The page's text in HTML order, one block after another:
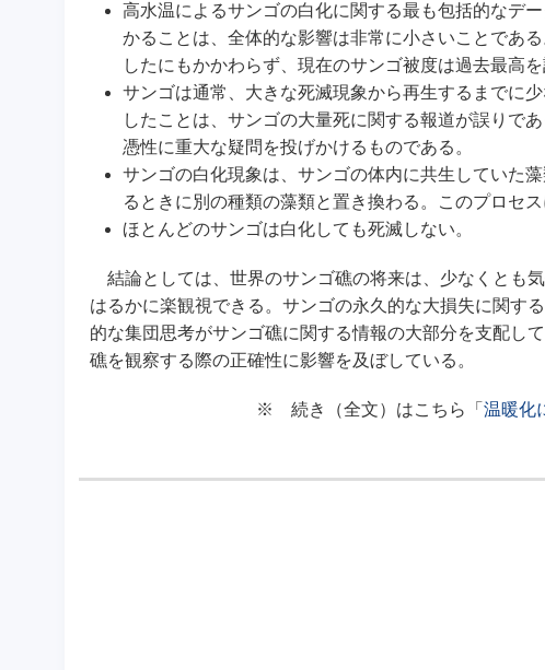
高水温によるサンゴの白化に関する最も包括的なデ
かることは、全体的な影響は非常に小さいことであ
したにもかかわらず、現在のサンゴ被度は過去最高を
サンゴは通常、大きな死滅現象から再生するまでに
したことは、サンゴの大量死に関する報道が誤りで
憑性に重大な疑問を投げかけるものである。
サンゴの白化現象は、サンゴの体内に共生していた
るときに別の種類の藻類と置き換わる。このプロセ
ほとんどのサンゴは白化しても死滅しない。
結論としては、世界のサンゴ礁の将来は、少なくとも
はるかに楽観視できる。サンゴの永久的な大損失に関す
的な集団思考がサンゴ礁に関する情報の大部分を支配し
礁を観察する際の正確性に影響を及ぼしている。
※ 続き（全文）はこちら「 温暖化